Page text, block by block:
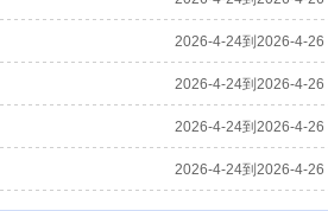
2026-4-24到2026-4-26
2026-4-24到2026-4-26
2026-4-24到2026-4-26
2026-4-24到2026-4-26